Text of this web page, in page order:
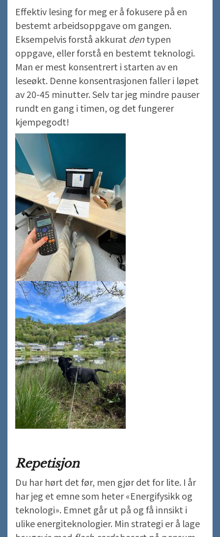
Effektiv lesing for meg er å fokusere på en
bestemt arbeidsoppgave om gangen.
Eksempelvis forstå akkurat dentypen
oppgave, eller forstå en bestemt teknologi.
Man er mest konsentrert i starten av en
leseøkt. Denne konsentrasjonen faller i løpet
av 20-45 minutter. Selv tar jeg mindre pauser
rundt en gang i timen, og det fungerer
kjempegodt!
Repetisjon
Du har hørt det før, men gjør det for lite. I år
har jeg et emne som heter «Energifysikk og
teknologi». Emnet går ut på og få innsikt i
ulike energiteknologier. Min strategi er å lage